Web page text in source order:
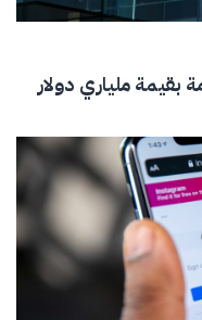
بقيمة ملياري دولار